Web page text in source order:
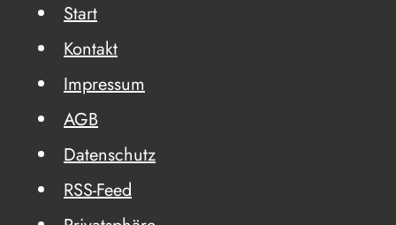
Start
Kontakt
Impressum
AGB
Datenschutz
RSS-Feed